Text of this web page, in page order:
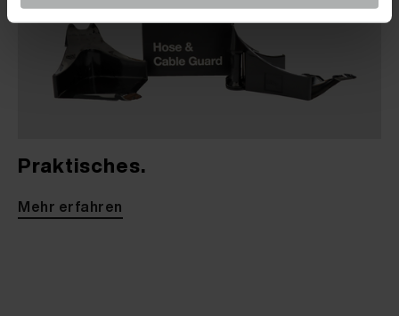
Praktisches.
Mehr erfahren